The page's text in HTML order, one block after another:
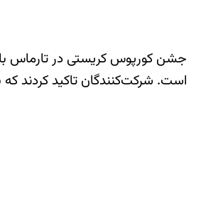
جشن کورپوس کریستی در تارماس
است. شرکت‌کنندگان تاکید کردند